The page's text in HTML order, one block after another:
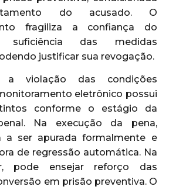
do acusado. O
fragiliza a confiança do
das medidas
justificar sua revogação.
a violação das condições
eletrônico possui
conforme o estágio da
Na execução da pena,
a ser apurada formalmente e
de regressão automática. Na
pode ensejar reforço das
em prisão preventiva. O